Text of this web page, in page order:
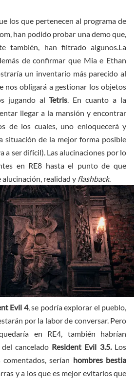
los que pertenecen al programa de
han podido probar una demo que,
también, han filtrado algunos.La
de confirmar que Mia e Ethan
un inventario más parecido al
nos obligará a gestionar los objetos
jugando alTetris. En cuanto a la
llegar a la mansión y encontrar
de los cuales, uno enloquecerá y
situación de la mejor forma posible
a ser difícil). Las alucinaciones por lo
en RE8 hasta el punto de que
realidad y flashback.
Evil 4, se podría explorar el pueblo,
por la labor de conversar. Pero
en RE4, también habrían
cancelado Resident Evil 3.5.Los
serían hombres bestia
y a los que es mejor evitarlos que